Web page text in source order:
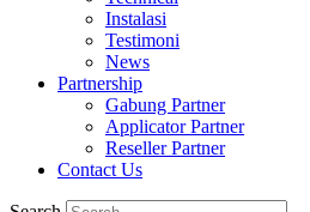
Instalasi
Testimoni
News
Partnership
Gabung Partner
Applicator Partner
Reseller Partner
Contact Us